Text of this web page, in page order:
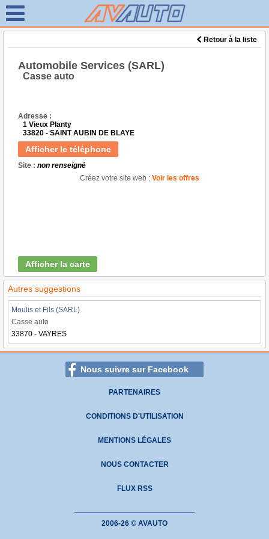
Retour à la liste
Automobile Services (SARL)
Casse auto
Adresse :
1 Vieux Planty
33820 - SAINT AUBIN DE BLAYE
Afficher le téléphone
Site : non renseigné
Créez votre site web : Voir les offres
Afficher la carte
Autres suggestions
Moulis et Fils (SARL)
Casse auto
33870 - VAYRES
Nous suivre sur Facebook
PARTENAIRES
CONDITIONS D'UTILISATION
MENTIONS LÉGALES
NOUS CONTACTER
FLUX RSS
2006-26 © AVAUTO